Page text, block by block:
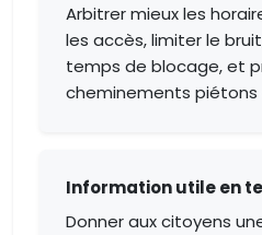
Arbitrer mieux les
les accès, limiter le
temps de blocage, et
cheminements piétons
Information utile en
Donner aux citoyens